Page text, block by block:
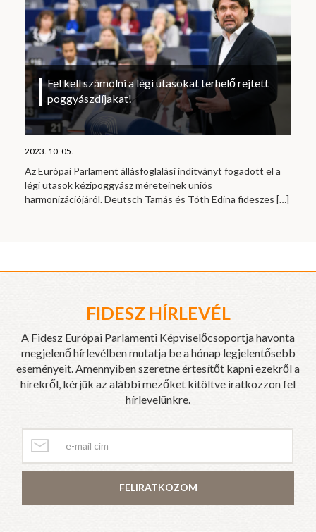
Fel kell számolni a légi utasokat terhelő rejtett
poggyászdíjakat!
2023. 10. 05.
Az Európai Parlament állásfoglalási indítványt fogadott el a
légi utasok kézipoggyász méreteinek uniós
harmonizációjáról. Deutsch Tamás és Tóth Edina fideszes […]
FIDESZ HÍRLEVÉL
A Fidesz Európai Parlamenti Képviselőcsoportja havonta
megjelenő hírlevélben mutatja be a hónap legjelentősebb
eseményeit. Amennyiben szeretne értesítőt kapni ezekről a
hírekről, kérjük az alábbi mezőket kitöltve iratkozzon fel
hírlevelünkre.
FELIRATKOZOM